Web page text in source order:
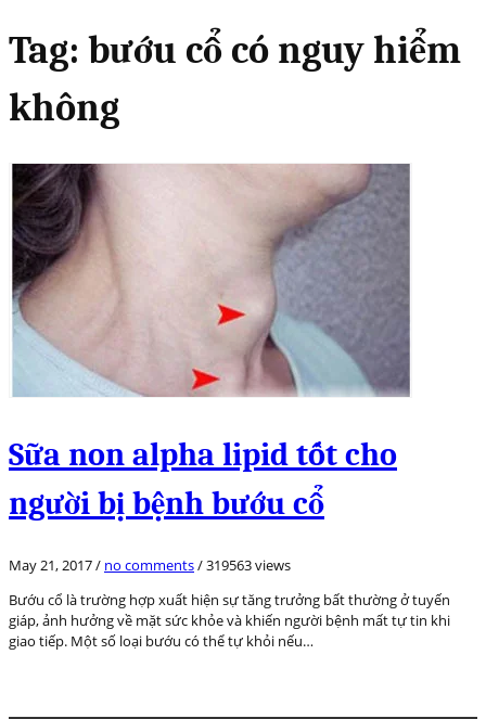
Tag: bướu cổ có nguy hiểm
không
Sữa non alpha lipid tốt cho
người bị bệnh bướu cổ
May 21, 2017/ no comments/319563 views
Bướu cổ là trường hợp xuất hiện sự tăng trưởng bất thường ở tuyến
giáp, ảnh hưởng về mặt sức khỏe và khiến người bệnh mất tự tin khi
giao tiếp. Một số loại bướu có thể tự khỏi nếu…